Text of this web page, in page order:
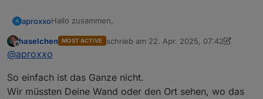
A aproxxoHallo zusammen,
ich recherchiere seit längerem welchen Touchdisplay
ich für meine Visualisierung nutzen möchte. Die
welche zu empfehlen sind.
seinem Display und den Typ hier hochlädt. Um ein
besseren Vergleich zu starten.
Für mich wären folgende Punkte wichtig:
haselchen MOST ACTIVE schrieb am 22. Apr. 2025, 07:42
zuletzt editiert von haselchen
@aproxxo
So einfach ist das Ganze nicht.
Wir müssten Deine Wand oder den Ort sehen, wo das